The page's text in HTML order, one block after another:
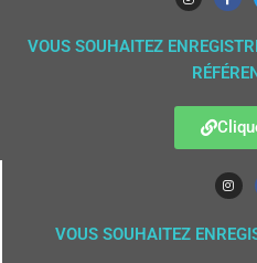
VOUS SOUHAITEZ
VOUS SOUHAITEZ